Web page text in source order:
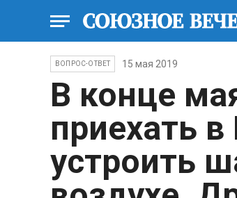
ВОПРОС-ОТВЕТ 15 мая 2019
В конце
приехать
устроить